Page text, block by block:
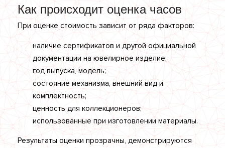
Как происходит оценка часов
При оценке стоимость зависит от ряда факторов:
наличие сертификатов и другой официальной
документации на ювелирное изделие;
год выпуска, модель;
состояние механизма, внешний вид и
комплектность;
ценность для коллекционеров;
использованные при изготовлении материалы.
Результаты оценки прозрачны, демонстрируются